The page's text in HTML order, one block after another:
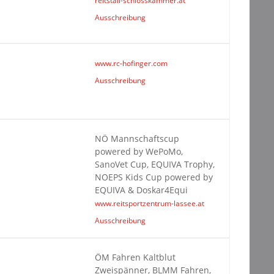
Ausschreibung
www.rc-hofinger.com
Ausschreibung
NÖ Mannschaftscup
powered by WePoMo,
SanoVet Cup, EQUIVA Trophy,
NOEPS Kids Cup powered by
EQUIVA & Doskar4Equi
www.reitsportzentrum-lassee.at
Ausschreibung
ÖM Fahren Kaltblut
Zweispänner, BLMM Fahren,